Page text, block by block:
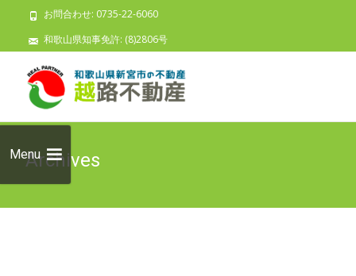
お問合わせ: 0735-22-6060
和歌山県知事免許: (8)2806号
MenuArchives